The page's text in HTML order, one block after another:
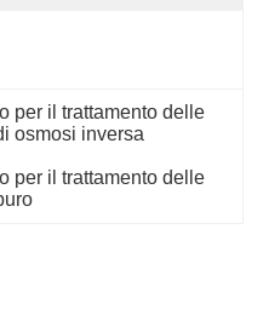
per il trattamento delle
osmosi inversa
per il trattamento delle